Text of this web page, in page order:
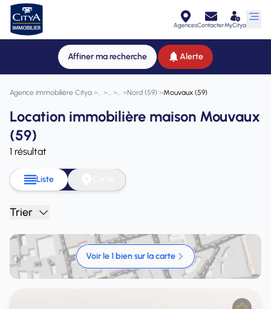
AgencesContacterMyCitya
Affiner ma recherche Alerte
Agence immobilière Citya > > > >Nord (59) >Mouvaux (59)
Location immobilière maison Mouvaux
(59)
1 résultat
Liste
Trier
Voir le 1 bien sur la carte